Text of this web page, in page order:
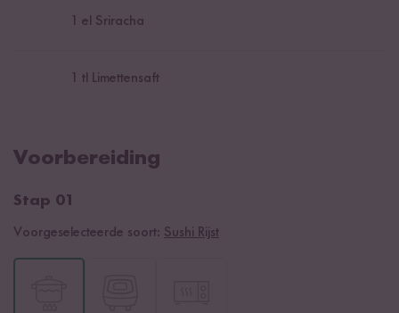
1 el Sriracha
1 tl Limettensaft
Voorbereiding
Stap 01
Voorgeselecteerde soort: Sushi Rijst